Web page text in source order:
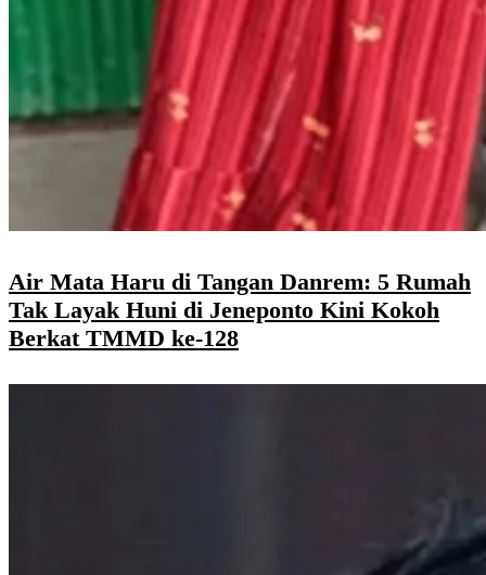
Air Mata Haru di Tangan Danrem: 5 Rumah
Tak Layak Huni di Jeneponto Kini Kokoh
Berkat TMMD ke-128